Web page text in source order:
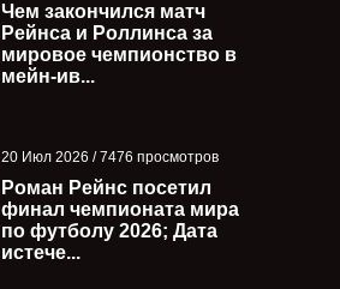
Чем закончился матч
Рейнса и Роллинса за
мировое чемпионство в
мейн-ив...
20 Июл 2026 / 7476 просмотров
Роман Рейнс посетил
финал чемпионата мира
по футболу 2026; Дата
истече...